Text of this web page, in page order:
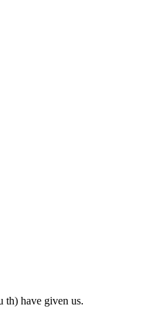
th) have given us.